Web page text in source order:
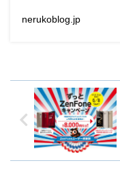
nerukoblog.jp